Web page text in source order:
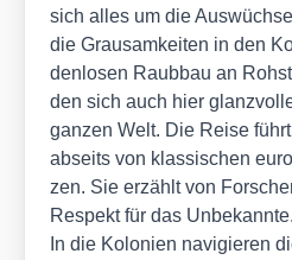
sich alles um die
die Grau­sam­kei­ten in den
den­lo­sen Raub­bau an
den sich auch hier
gan­zen Welt. Die Rei­se
abseits von klas­si­schen
zen. Sie erzählt von
Respekt für das Unbe­kann­te.
In die Kolo­nien navi­gie­ren